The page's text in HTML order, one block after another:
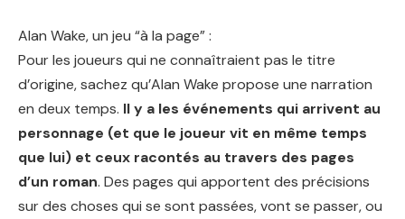
Alan Wake, un jeu “à la page” :
Pour les joueurs qui ne connaîtraient pas le titre
d’origine, sachez qu’Alan Wake propose une narration
en deux temps. Il y a les événements qui arrivent au
personnage (et que le joueur vit en même temps
que lui) et ceux racontés au travers des pages
d’un roman. Des pages qui apportent des précisions
sur des choses qui se sont passées, vont se passer, ou